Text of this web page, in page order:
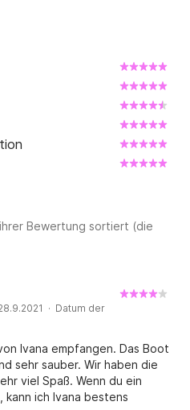
Bewertung sortiert (die
· Datum der
Ivana empfangen. Das Boot
sehr sauber. Wir haben die
viel Spaß. Wenn du ein
ich Ivana bestens